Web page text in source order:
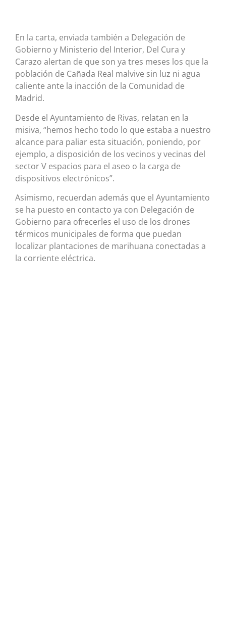
En la carta, enviada también a Delegación de
Gobierno y Ministerio del Interior, Del Cura y
Carazo alertan de que son ya tres meses los que la
población de Cañada Real malvive sin luz ni agua
caliente ante la inacción de la Comunidad de
Madrid.
Desde el Ayuntamiento de Rivas, relatan en la
misiva, “hemos hecho todo lo que estaba a nuestro
alcance para paliar esta situación, poniendo, por
ejemplo, a disposición de los vecinos y vecinas del
sector V espacios para el aseo o la carga de
dispositivos electrónicos”.
Asimismo, recuerdan además que el Ayuntamiento
se ha puesto en contacto ya con Delegación de
Gobierno para ofrecerles el uso de los drones
térmicos municipales de forma que puedan
localizar plantaciones de marihuana conectadas a
la corriente eléctrica.